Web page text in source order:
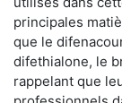
principales
que le
difethialone, le
rappelant que